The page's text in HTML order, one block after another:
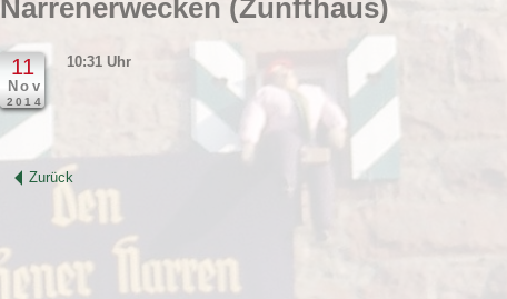
Narrenerwecken (Zunfthaus)
11
Nov
2014
10:31 Uhr
Zurück